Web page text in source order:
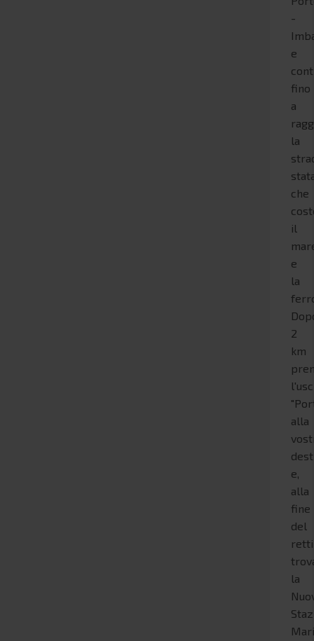
-
e
fino
a
la
che
il
e
la
2
km
alla
e,
alla
fine
del
la